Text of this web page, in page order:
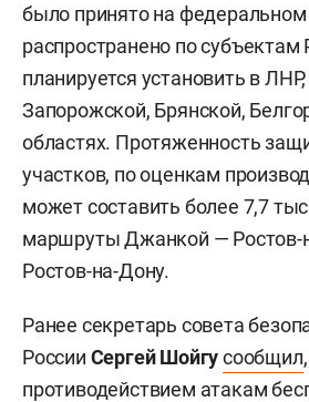
было принято на федеральном
распространено по
планируется установить в
Запорожской, Брянской,
областях. Протяженность
участков, по оценкам
может составить более 7,7
маршруты Джанкой — Ростов-
Ростов-на-Дону.
Ранее секретарь совета
России Сергей Шойгусообщил
противодействием атакам